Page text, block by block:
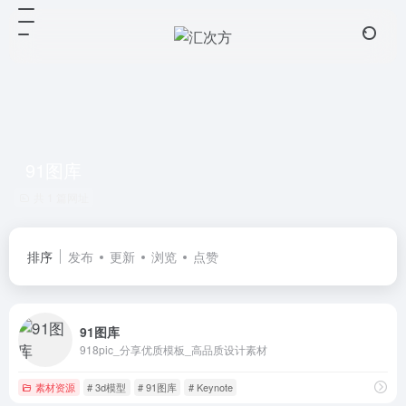
排序 发布 更新 浏览 点赞
91图库
918pic_分享优质模板_高品质设计素材
素材资源 # 3d模型 # 91图库 # Keynote